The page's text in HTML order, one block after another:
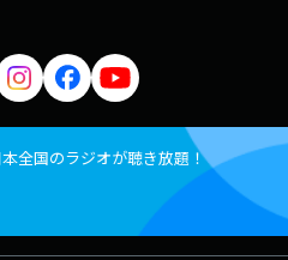
全国のラジオが聴き放題！